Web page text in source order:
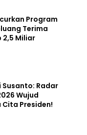
Program
Terima
2,5 Miliar
Susanto: Radar
Wujud
Presiden!